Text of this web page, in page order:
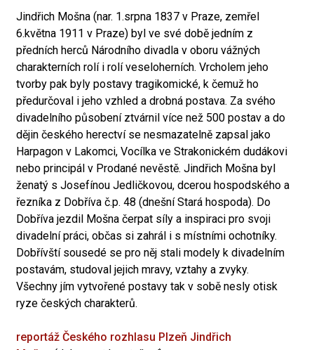
Jindřich Mošna (nar. 1.srpna 1837 v Praze, zemřel
6.května 1911 v Praze) byl ve své době jedním z
předních herců Národního divadla v oboru vážných
charakterních rolí i rolí veseloherních. Vrcholem jeho
tvorby pak byly postavy tragikomické, k čemuž ho
předurčoval i jeho vzhled a drobná postava. Za svého
divadelního působení ztvárnil více než 500 postav a do
dějin českého herectví se nesmazatelně zapsal jako
Harpagon v Lakomci, Vocílka ve Strakonickém dudákovi
nebo principál v Prodané nevěstě. Jindřich Mošna byl
ženatý s Josefínou Jedličkovou, dcerou hospodského a
řezníka z Dobříva č.p. 48 (dnešní Stará hospoda). Do
Dobříva jezdil Mošna čerpat síly a inspiraci pro svoji
divadelní práci, občas si zahrál i s místními ochotníky.
Dobřívští sousedé se pro něj stali modely k divadelním
postavám, studoval jejich mravy, vztahy a zvyky.
Všechny jím vytvořené postavy tak v sobě nesly otisk
ryze českých charakterů.
reportáž Českého rozhlasu Plzeň Jindřich